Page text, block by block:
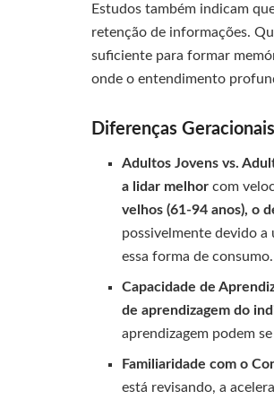
Estudos também indicam
retenção de informações.
suficiente para formar
onde o entendimento
Diferenças
Adultos Jovens vs.
a lidar melhor com
velhos (61-94 anos), o
possivelmente devido a
essa forma de consumo.
Capacidade de
de aprendizagem do
aprendizagem podem
Familiaridade com o
está revisando, a